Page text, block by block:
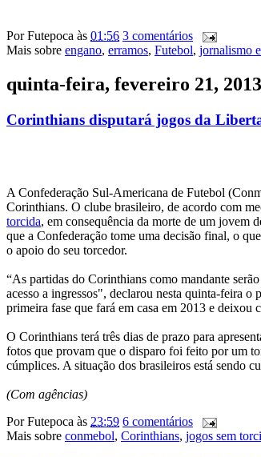
PorFutepoca às 01:56 3 comentários
Mais sobre engano, erramos, Futebol, jornalismo
quinta-feira, fevereiro 21, 2013
Corinthians disputará jogos da
A Confederação Sul-Americana de Futebol
Corinthians. O clube brasileiro, de acordo com
torcida, em consequência da morte de um jovem
que a Confederação tome uma decisão final, o
o apoio do seu torcedor.
“As partidas do Corinthians como mandante
acesso a ingressos", declarou nesta quinta-feira
primeira fase que fará em casa em 2013 e deixou
O Corinthians terá três dias de prazo para
fotos que provam que o disparo foi feito por um
cúmplices. A situação dos brasileiros está sendo
(Com agências)
PorFutepoca às 23:59 6 comentários
Mais sobre conmebol, Corinthians, jogos sem